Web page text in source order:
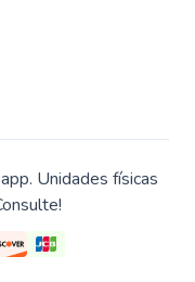
Unidades físicas